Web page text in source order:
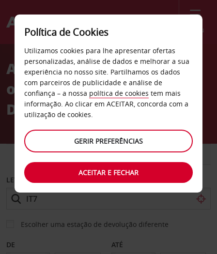
Menu
Welcome
AvisAluguer de carros centro-
oeste da cidade de
Dortmund
CARRO COMERCIAIS
LEVANTAR EM
Escolher uma estação de devolução diferente
DE ATÉ
Política de Cookies
Utilizamos cookies para lhe apresentar ofertas
personalizadas, análise de dados e melhorar a sua
experiência no nosso site. Partilhamos os dados
com parceiros de publicidade e análise de
confiança – a nossa política de cookies tem mais
informação. Ao clicar em ACEITAR, concorda com a
utilização de cookies.
GERIR PREFERÊNCIAS
ACEITAR E FECHAR